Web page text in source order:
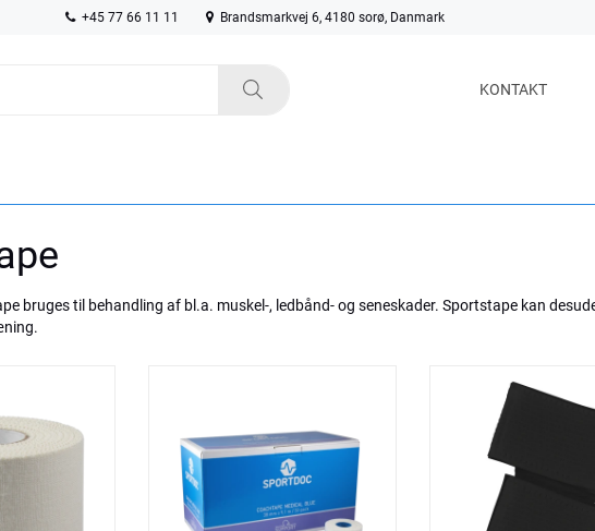
+45 77 66 11 11 Brandsmarkvej 6, 4180 sorø, Danmark
KONTAKT
bruges til behandling af bl.a. muskel-, ledbånd- og seneskader. Sportstape kan